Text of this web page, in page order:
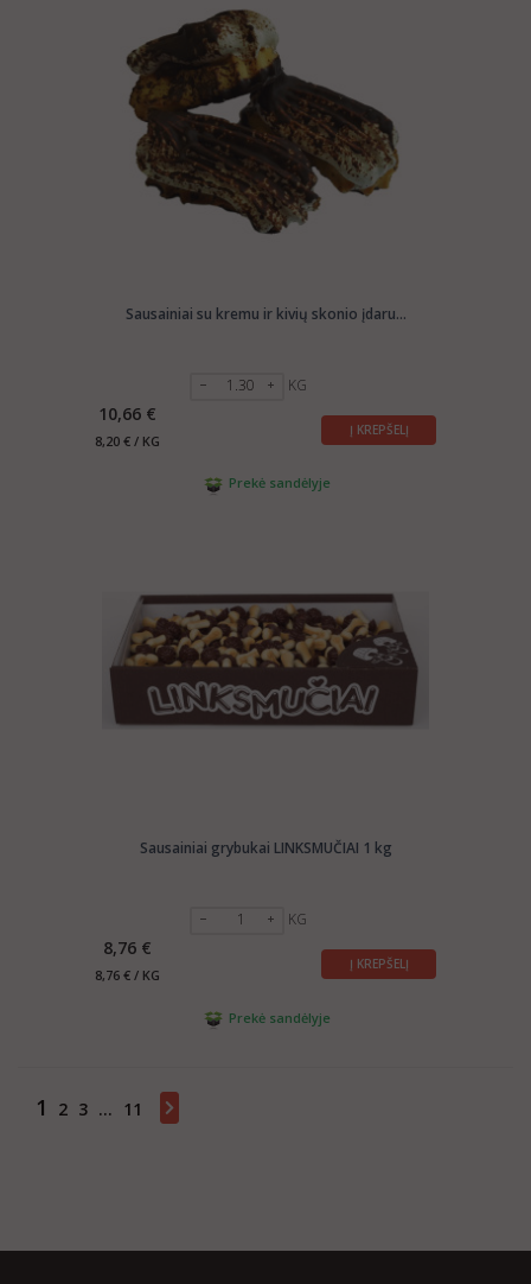
Sausainiai su kremu ir kivių skonio įdaru...
KG
10,66 €
8,20 € / KG
Į KREPŠELĮ
Prekė sandėlyje
Sausainiai grybukai LINKSMUČIAI 1 kg
KG
8,76 €
8,76 € / KG
Į KREPŠELĮ
Prekė sandėlyje
1 2 3 ... 11